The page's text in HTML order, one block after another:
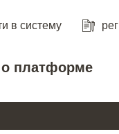
в систему
о платформе